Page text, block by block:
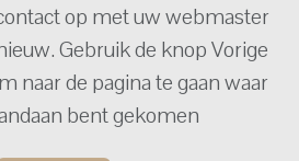
op met uw webmaster
Gebruik de knop Vorige
naar de pagina te gaan waar
bent gekomen